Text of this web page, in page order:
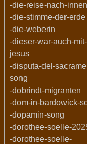
-die-reise-nach-innen
-die-stimme-der-erde
-die-weberin
-dieser-war-auch-
jesus
-disputa-del-
song
-dobrindt-migranten
-dom-in-bardowick-
-dopamin-song
-dorothee-soelle-
-dorothee-soelle-